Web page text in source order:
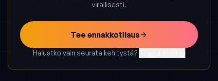
virallisesti.
Tee ennakkotilaus
Haluatko vain seurata kehitystä?